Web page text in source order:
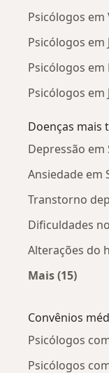
Psicólogos em
Psicólogos em
Psicólogos em
Psicólogos em
Doenças mais
Depressão em
Ansiedade em
Transtorno
Dificuldades
Alterações do
Mais (15)
Convênios
Psicólogos
Psicólogos